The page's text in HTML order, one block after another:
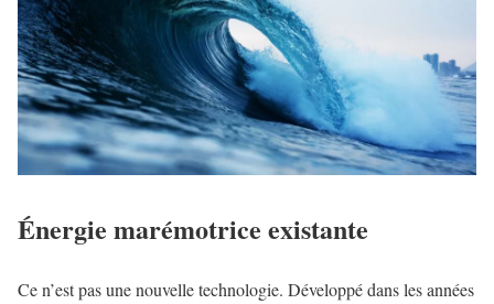
Énergie marémotrice existante
Ce n’est pas une nouvelle technologie. Développé dans les années